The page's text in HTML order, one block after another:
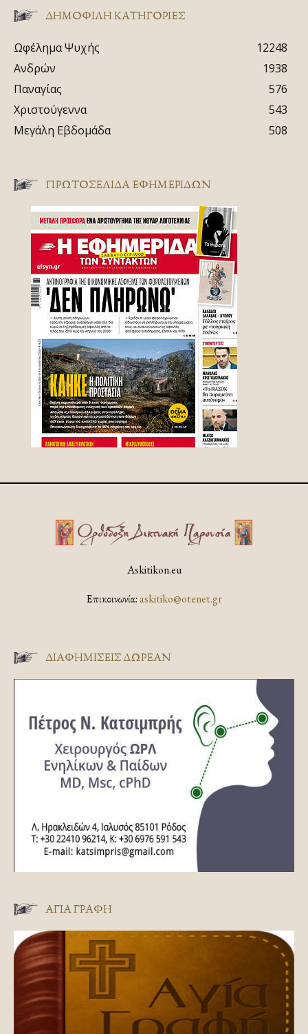
ΔΗΜΟΦΙΛΗ ΚΑΤΗΓΟΡΙΕΣ
Ωφέλημα Ψυχής
12248
Ανδρών
1938
Παναγίας
576
Χριστούγεννα
543
Μεγάλη Εβδομάδα
508
ΠΡΩΤΟΣΈΛΙΔΑ ΕΦΗΜΕΡΊΔΩΝ
Askitikon.eu
Επικοινωνία:askitiko@otenet.gr
ΔΙΑΦΗΜΊΣΕΙΣ ΔΩΡΕΆΝ
ΑΓΊΑ ΓΡΑΦΉ